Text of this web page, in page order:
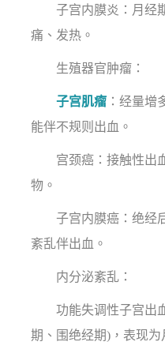
子宫内膜炎：月经期
痛、发热。
生殖器官肿瘤：
子宫肌瘤 ：经量增
能伴不规则出血。
宫颈癌：接触性出血
物。
子宫内膜癌：绝经后
紊乱伴出血。
内分泌紊乱：
功能失调性子宫出血
期、围绝经期)，表现